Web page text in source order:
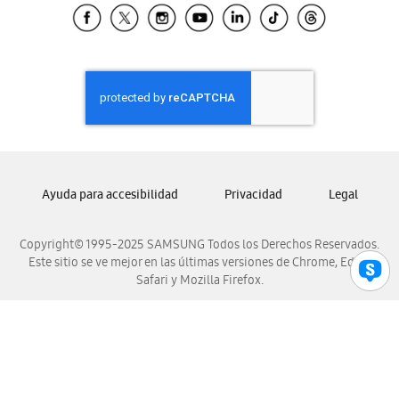
Samsung El Salvador
Samsung Honduras
Samsung Nicaragua
Samsung Panamá
Samsung Venezuela
Copyright© 1995-2025 SAMSUNG Todos los Derechos Reservados.
Este sitio se ve mejor en las últimas versiones de Chrome, Edge,
Safari y Mozilla Firefox.
Ayuda para accesibilidad Privacidad Legal